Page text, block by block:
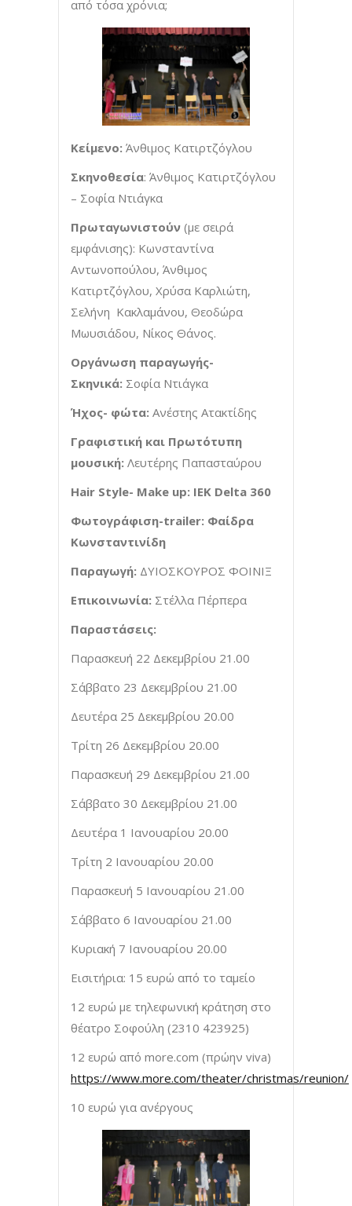
από τόσα χρόνια;
Κείμενο: Άνθιμος Κατιρτζόγλου
Σκηνοθεσία: Άνθιμος Κατιρτζόγλου
– Σοφία Ντιάγκα
Πρωταγωνιστούν (με σειρά
εμφάνισης): Κωνσταντίνα
Αντωνοπούλου, Άνθιμος
Κατιρτζόγλου, Χρύσα Καρλιώτη,
Σελήνη Κακλαμάνου, Θεοδώρα
Μωυσιάδου, Νίκος Θάνος.
Οργάνωση παραγωγής-
Σκηνικά: Σοφία Ντιάγκα
Ήχος- φώτα: Ανέστης Ατακτίδης
Γραφιστική και Πρωτότυπη
μουσική: Λευτέρης Παπασταύρου
Hair Style- Make up: IEK Delta 360
Φωτογράφιση-trailer: Φαίδρα
Κωνσταντινίδη
Παραγωγή: ΔΥΙΟΣΚΟΥΡΟΣ ΦΟΙΝΙΞ
Επικοινωνία: Στέλλα Πέρπερα
Παραστάσεις:
Παρασκευή 22 Δεκεμβρίου 21.00
Σάββατο 23 Δεκεμβρίου 21.00
Δευτέρα 25 Δεκεμβρίου 20.00
Τρίτη 26 Δεκεμβρίου 20.00
Παρασκευή 29 Δεκεμβρίου 21.00
Σάββατο 30 Δεκεμβρίου 21.00
Δευτέρα 1 Ιανουαρίου 20.00
Τρίτη 2 Ιανουαρίου 20.00
Παρασκευή 5 Ιανουαρίου 21.00
Σάββατο 6 Ιανουαρίου 21.00
Κυριακή 7 Ιανουαρίου 20.00
Εισιτήρια: 15 ευρώ από το ταμείο
12 ευρώ με τηλεφωνική κράτηση στο
θέατρο Σοφούλη (2310 423925)
12 ευρώ από more.com (πρώην viva)
https://www.more.com/theater/christmas/reunion/
10 ευρώ για ανέργους